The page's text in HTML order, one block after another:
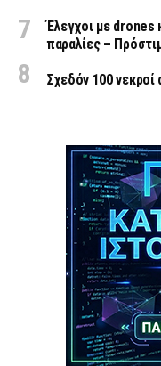
Έλεγχοι με
παραλίες –
Σχεδόν 100 νεκροί